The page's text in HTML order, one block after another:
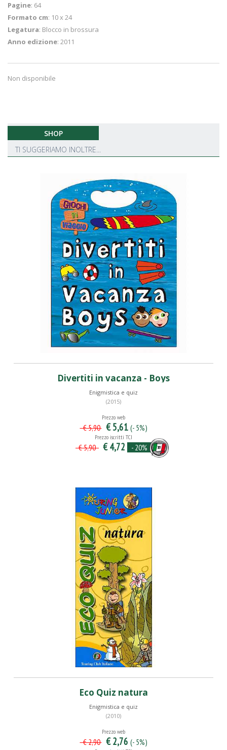
Pagine: 64
Formato cm: 10 x 24
Legatura: Blocco in brossura
Anno edizione: 2011
Non disponibile
SHOP
TI SUGGERIAMO INOLTRE...
Divertiti in vacanza - Boys
Enigmistica e quiz
(2015)
Prezzo web
€ 5,90 € 5,61 (- 5%)
Prezzo iscritti TCI
€ 5,90 € 4,72 - 20%
Eco Quiz natura
Enigmistica e quiz
(2010)
Prezzo web
€ 2,90 € 2,76 (- 5%)